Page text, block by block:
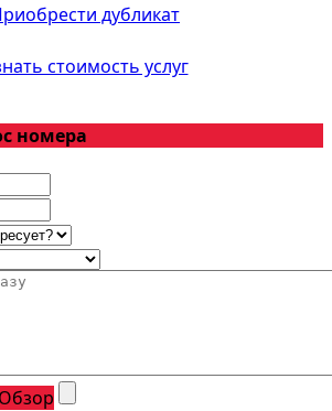
дубликат
стоимость услуг
номера
Обзор